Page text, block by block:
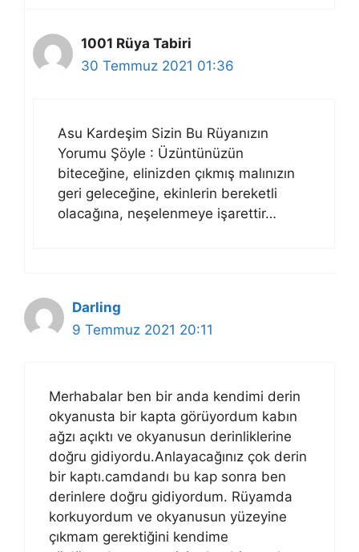
1001 Rüya Tabiri
30 Temmuz 2021 01:36
Asu Kardeşim Sizin Bu Rüyanızın
Yorumu Şöyle : Üzüntünüzün
biteceğine, elinizden çıkmış malınızın
geri geleceğine, ekinlerin bereketli
olacağına, neşelenmeye işarettir…
Darling
9 Temmuz 2021 20:11
Merhabalar ben bir anda kendimi derin
okyanusta bir kapta görüyordum kabın
ağzı açıktı ve okyanusun derinliklerine
doğru gidiyordu.Anlayacağınız çok derin
bir kaptı.camdandı bu kap sonra ben
derinlere doğru gidiyordum. Rüyamda
korkuyordum ve okyanusun yüzeyine
çıkmam gerektiğini kendime